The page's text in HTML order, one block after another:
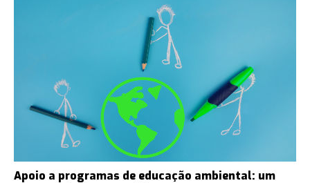
Apoio a programas de educação ambiental: um